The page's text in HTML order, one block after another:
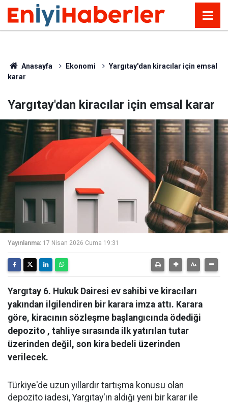
Anasayfa Ekonomi
Yargıtay'dan kiracılar için emsal
karar
Yargıtay'dan kiracılar için emsal karar
Yayınlanma: 17 Nisan 2026 Cuma 19:31
Yargıtay 6. Hukuk Dairesi ev sahibi ve kiracıları
yakından ilgilendiren bir karara imza attı. Karara
göre, kiracının sözleşme başlangıcında ödediği
depozito , tahliye sırasında ilk yatırılan tutar
üzerinden değil, son kira bedeli üzerinden
verilecek.
Türkiye'de uzun yıllardır tartışma konusu olan
depozito iadesi, Yargıtay'ın aldığı yeni bir karar ile